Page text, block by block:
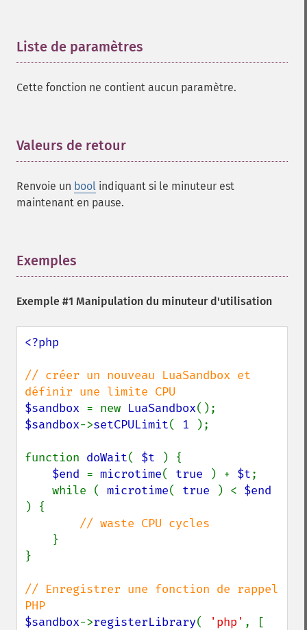
Liste de paramètres
Cette fonction ne contient aucun paramètre.
Valeurs de retour
Renvoie un bool indiquant si le minuteur est
maintenant en pause.
Exemples
Exemple #1 Manipulation du minuteur d'utilisation
<?php
// créer un nouveau LuaSandbox et
$sandbox = new LuaSandbox
$sandbox->setCPULimit( 1 );
function doWait( $t
) {
$end = microtime( true ) + $t;
    while (
microtime( true ) <
) {
// waste CPU cycles
}
}
// Enregistrer une fonction de rappel
$sandbox->registerLibrary( 'php' , [